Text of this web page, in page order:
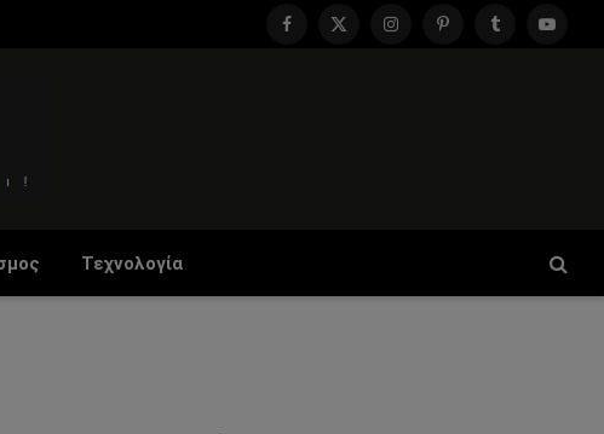
Facebook
X
InstagramPinterestTumblr
Τεχνολογία